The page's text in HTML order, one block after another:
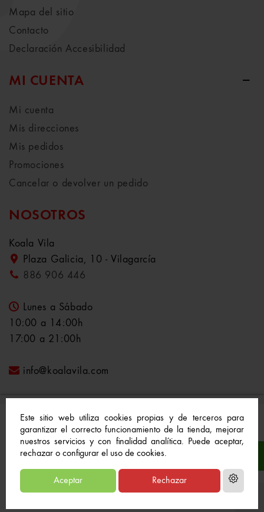
Este sitio web utiliza cookies propias y de terceros para
garantizar el correcto funcionamiento de la tienda, mejorar
nuestros servicios y con finalidad analítica. Puede aceptar,
rechazar o configurar el uso de cookies.
Aceptar Rechazar
Mapa del sitio
Contacto
Declaración Accesibilidad
MI CUENTA
Mi cuenta
Mis direcciones
Mis pedidos
Promociones
Cancelar o devolver un pedido
NOSOTROS
Koala Vila
Plaza Galicia, 10 - Vilagarcía
886 906 446
Lunes a Sábado
10:00 a 14:00h
17:00 a 21:00h
info@koalavila.com
© 2021-2022 Koala Vila™. Todos los derechos